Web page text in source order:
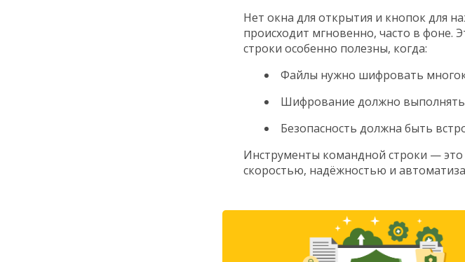
Нет окна для открытия и кнопок для
происходит мгновенно, часто в фоне.
строки особенно полезны, когда:
Файлы нужно шифровать
Шифрование должно
Безопасность должна быть
Инструменты командной строки — это
скоростью, надёжностью и